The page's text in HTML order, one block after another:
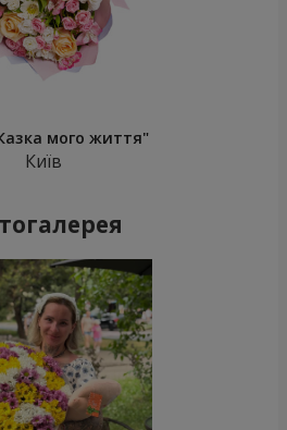
мого життя"
Київ